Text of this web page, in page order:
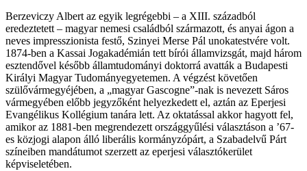
Berzeviczy Albert az egyik legrégebbi – a XIII. századból
eredeztetett – magyar nemesi családból származott, és anyai ágon a
neves impresszionista festő, Szinyei Merse Pál unokatestvére volt.
1874-ben a Kassai Jogakadémián tett bírói államvizsgát, majd három
esztendővel később államtudományi doktorrá avatták a Budapesti
Királyi Magyar Tudományegyetemen. A végzést követően
szülővármegyéjében, a „magyar Gascogne”-nak is nevezett Sáros
vármegyében előbb jegyzőként helyezkedett el, aztán az Eperjesi
Evangélikus Kollégium tanára lett. Az oktatással akkor hagyott fel,
amikor az 1881-ben megrendezett országgyűlési választáson a ’67-
es közjogi alapon álló liberális kormányzópárt, a Szabadelvű Párt
színeiben mandátumot szerzett az eperjesi választókerület
képviseletében.